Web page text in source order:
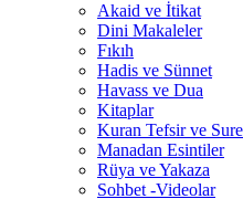
Akaid ve İtikat
Dini Makaleler
Fıkıh
Hadis ve Sünnet
Havass ve Dua
Kitaplar
Kuran Tefsir ve
Manadan Esintiler
Rüya ve Yakaza
Sohbet -Videolar